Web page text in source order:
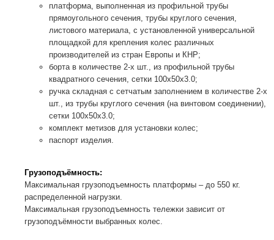
платформа, выполненная из профильной трубы
прямоугольного сечения, трубы круглого сечения,
листового материала, с установленной универсальной
площадкой для крепления колес различных
производителей из стран Европы и КНР;
борта в количестве 2-х шт., из профильной трубы
квадратного сечения, сетки 100х50х3.0;
ручка складная с сетчатым заполнением в количестве 2-х
шт., из трубы круглого сечения (на винтовом соединении),
сетки 100х50х3.0;
комплект метизов для установки колес;
паспорт изделия.
Грузоподъёмность:
Максимальная грузоподъемность платформы – до 550 кг.
распределенной нагрузки.
Максимальная грузоподъемность тележки зависит от
грузоподъёмности выбранных колес.